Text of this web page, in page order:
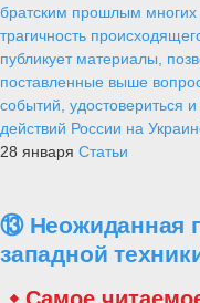
братским прошлым
трагичность
публикует материалы,
поставленные выше
событий, удостовериться
действий России на
28 января Статьи
⑬ Неожиданная
западной